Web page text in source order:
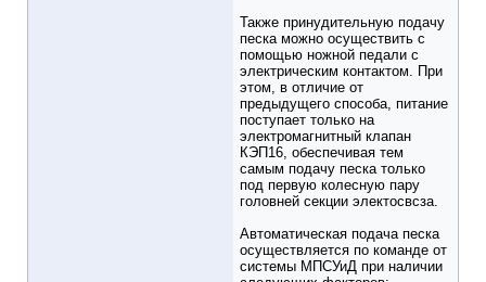
Также принудительную подачу
песка можно осуществить с
помощью ножной педали с
электрическим контактом. При
этом, в отличие от
предыдущего способа, питание
поступает только на
электромагнитный клапан
КЭП16, обеспечивая тем
самым подачу песка только
под первую колесную пару
головней секции электоcвcза.
Автоматическая подача песка
осуществляется по команде от
системы МПСУиД при наличии